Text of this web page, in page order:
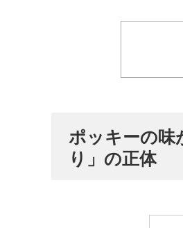
ポッキーの味
り」の正体